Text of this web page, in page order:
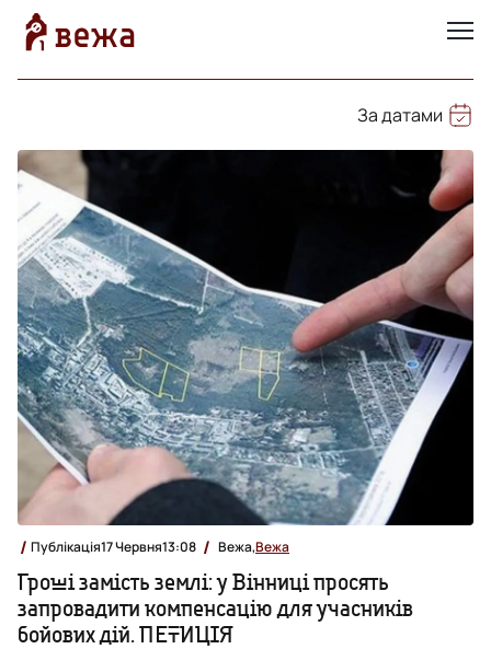
За датами
Публікація17 Червня13:08 Вежа,Вежа
Гроші замість землі: у Вінниці просять
запровадити компенсацію для учасників
бойових дій. ПЕТИЦІЯ